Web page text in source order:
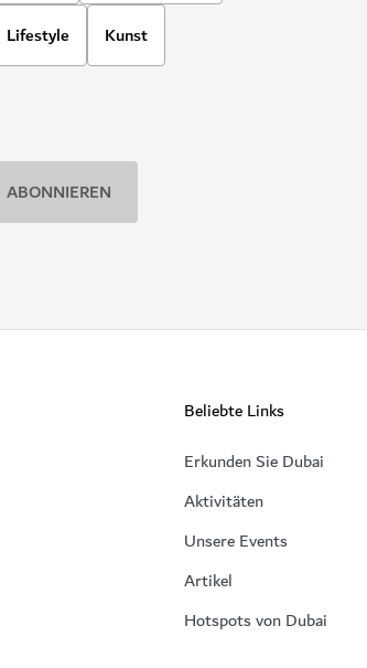
Lifestyle Kunst
Beliebte Links
Erkunden Sie Dubai
Aktivitäten
Unsere Events
Artikel
Hotspots von Dubai